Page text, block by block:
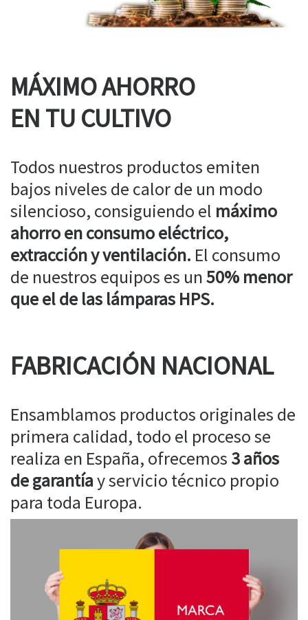
MÁXIMO AHORRO
EN TU CULTIVO
Todos nuestros productos emiten
bajos niveles de calor de un modo
silencioso, consiguiendo el máximo
ahorro en consumo eléctrico,
extracción y ventilación. El consumo
de nuestros equipos es un50% menor
que el de las lámparas HPS.
FABRICACIÓN NACIONAL
Ensamblamos productos originales de
primera calidad, todo el proceso se
realiza en España, ofrecemos 3 años
de garantíay servicio técnico propio
para toda Europa.